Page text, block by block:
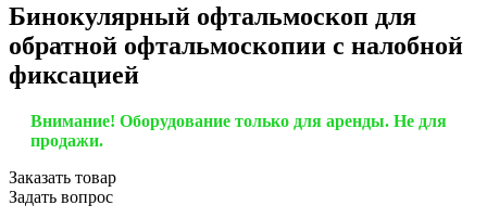
Бинокулярный офтальмоскоп для
обратной офтальмоскопии с налобной
фиксацией
Внимание! Оборудование только для аренды. Не для
продажи.
Заказать товар
Задать вопрос